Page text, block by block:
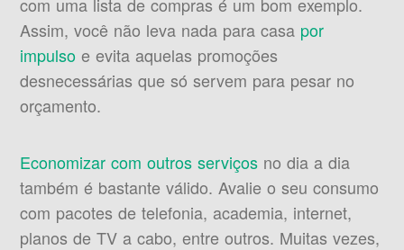
Assim, você não leva nada para casa por
impulso e evita aquelas promoções
desnecessárias que só servem para pesar no
orçamento.
Economizar com outros serviços no dia a dia
também é bastante válido. Avalie o seu consumo
com pacotes de telefonia, academia, internet,
planos de TV a cabo, entre outros. Muitas vezes,